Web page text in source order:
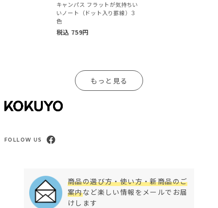
キャンパス フラットが気持ちい
いノート（ドット入り罫線）３
色
税込 759円
もっと見る
FOLLOW US
商品の選び方・使い方・新商品のご
案内など楽しい情報をメールでお届
けします